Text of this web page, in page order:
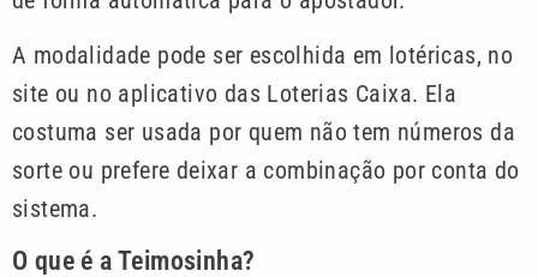
A modalidade pode ser escolhida em lotéricas, no
site ou no aplicativo das Loterias Caixa. Ela
costuma ser usada por quem não tem números da
sorte ou prefere deixar a combinação por conta do
sistema.
O que é a Teimosinha?